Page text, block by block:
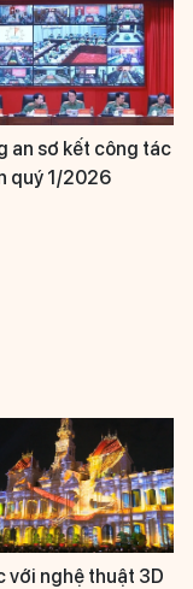
an sơ kết công tác
quý 1/2026
với nghệ thuật 3D